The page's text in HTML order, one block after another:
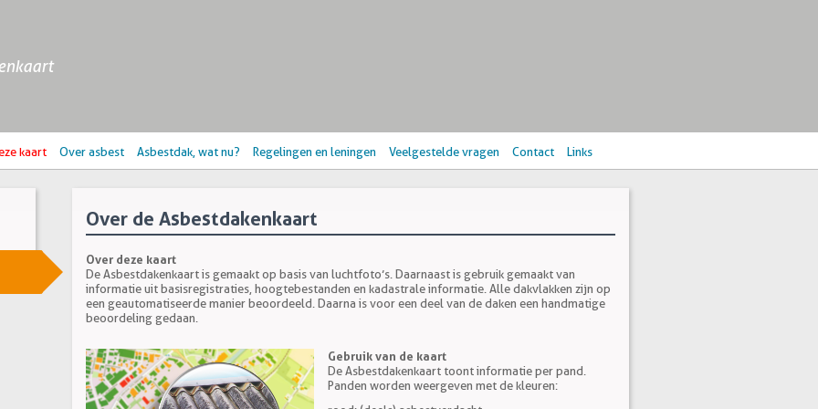
kaart Over asbest Asbestdak, wat nu? Regelingen en leningen Veelgestelde vragen Contact Links
Over de Asbestdakenkaart
Over deze kaart
De Asbestdakenkaart is gemaakt op basis van luchtfoto’s. Daarnaast is gebruik gemaakt van
informatie uit basisregistraties, hoogtebestanden en kadastrale informatie. Alle dakvlakken zijn op
een geautomatiseerde manier beoordeeld. Daarna is voor een deel van de daken een handmatige
beoordeling gedaan.
Gebruik van de kaart
De Asbestdakenkaart toont informatie per pand.
Panden worden weergeven met de kleuren: